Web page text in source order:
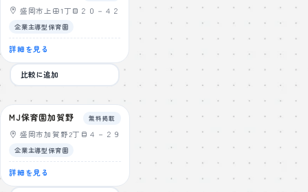
盛岡市上田1丁目２０－４２
企業主導型保育園
詳細を見る
比較に追加
MJ保育園加賀野 無料掲載
盛岡市加賀野2丁目４－２９
企業主導型保育園
詳細を見る